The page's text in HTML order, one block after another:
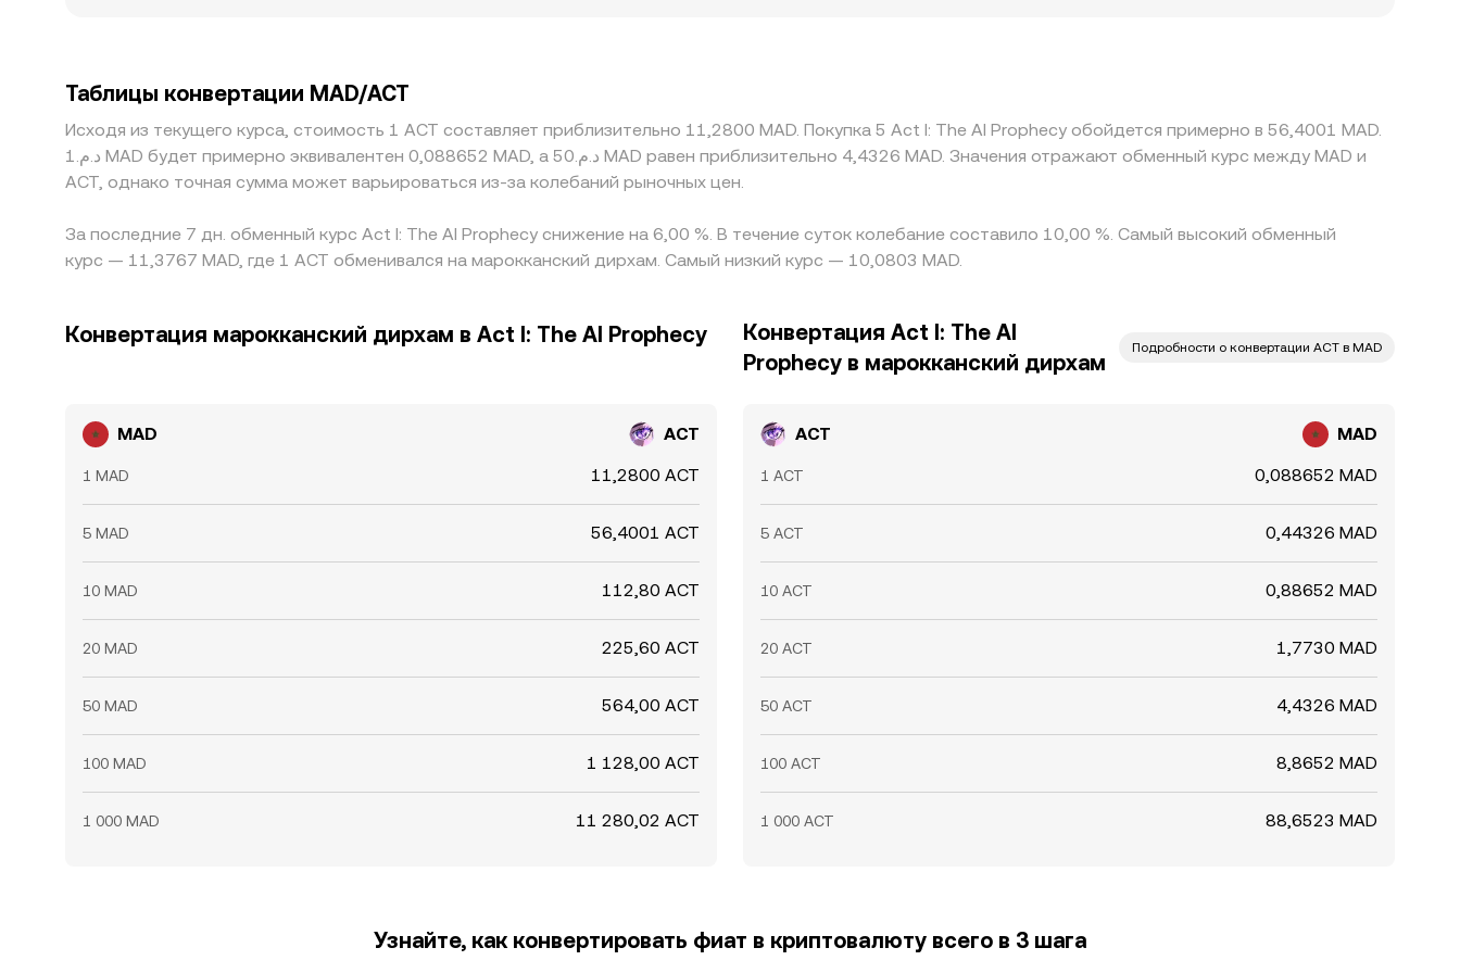
первую очередь торгуются против USDT, премия или дисконт USDT к фиатным валютам косвенно транслируется в MAD/ACT и приводит к различиям
между биржами. Арбитраж обычно сглаживает эти расхождения, однако задержки в переводах, комиссии сетей и риск проскальзывания означают,
что выравнивание не бывает мгновенным и небольшие различия conversion rate сохраняются.
Таблицы конвертации MAD/ACT
Исходя из текущего курса, стоимость 1 ACT составляет приблизительно 11,2800 MAD. Покупка 5 Act I: The AI Prophecy обойдется примерно в 56,4001 MAD.
د.م.1 MAD будет примерно эквивалентен 0,088652 MAD, а د.م.50 MAD равен приблизительно 4,4326 MAD. Значения отражают обменный курс между MAD и
ACT, однако точная сумма может варьироваться из-за колебаний рыночных цен.
За последние 7 дн. обменный курс Act I: The AI Prophecy снижение на 6,00 %. В течение суток колебание составило 10,00 %. Самый высокий обменный
курс — 11,3767 MAD, где 1 ACT обменивался на марокканский дирхам. Самый низкий курс — 10,0803 MAD.
Конвертация марокканский дирхам в Act I: The AI Prophecy
MAD ACT
1 MAD 11,2800 ACT
5 MAD 56,4001 ACT
10 MAD 112,80 ACT
20 MAD 225,60 ACT
50 MAD 564,00 ACT
100 MAD 1 128,00 ACT
1 000 MAD 11 280,02 ACT
Конвертация Act I: The AI
Prophecy в марокканский дирхам
Подробности о конвертации ACT в MAD
ACT MAD
1 ACT 0,088652 MAD
5 ACT 0,44326 MAD
10 ACT 0,88652 MAD
20 ACT 1,7730 MAD
50 ACT 4,4326 MAD
100 ACT 8,8652 MAD
1 000 ACT 88,6523 MAD
Узнайте, как конвертировать фиат в криптовалюту всего в 3 шага